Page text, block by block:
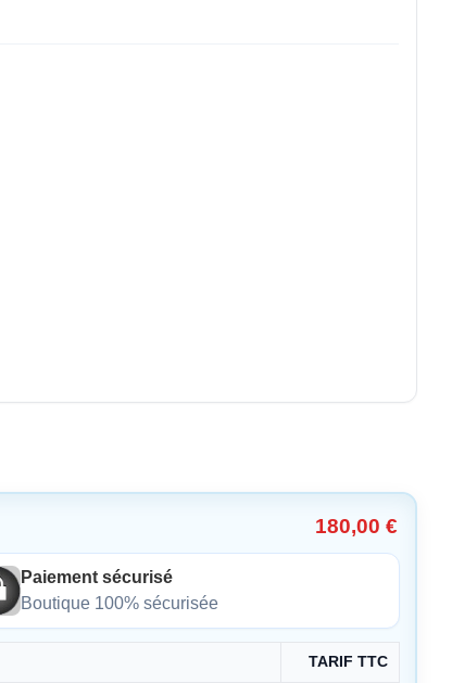
180,00 €
Paiement sécurisé
Boutique 100% sécurisée
TARIF TTC